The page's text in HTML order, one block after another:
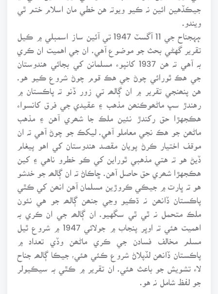
جيڪڏهين ائين نہ ڪيو ويوتہ هن خطي مان اسلام ختم ٿي
ہہجناح جي 11 آگسٽ 1947 تي آئين ساز اسمبلي ۾ ڪيل
تقرير گهڻي بحث جو موضوع آهي. ان جي اهميت ان ڪري
بہ آهي تہ هن 1937 کانپوء مسلمانن کي بجائي هندوستان
جي هڪ ٿورائي چوڻ جي هڪ قوم چوڻ شروع ڪيو هو.
هن پنھنجي تقرير ۾ ان ڳالھہ تي زور ڏنو تہ پاڪستان ۾
رهندڙ سڀ ماڻھوڪنھن مذهب ۽ عقيدي جي فرق کانسواء
هڪجهڙا حق رکندڙ نئين ملڪ جا شھري آهن ۽ مذهب
ماڻھن جو هڪ نجي معاملو آهي. ليکڪ جو چوڻ آهي تہ ان
موقف اختيار ڪرڻ پويان مقصد هندوستان کي اهو پيغام
ڏيڻ هو تہ هتي مذهبي ٿوراين کي ڪو خطرو ناهي ۽ کين
هڪجهڙا شھري حق حاصل آهن. ڇاڪاڻ تہ ان ڳالھہ جو خدشو
هو تہ ڀارت ۾ جيڪي ڪروڙين مسلمان آهن انھن کي ڪٿي
پاڪستان ڏانھن نہ ڌڪيو وڃي جنھن ڳالھہ جو هي نئون
ملڪ متحمل نہ ٿي ٿي سگهيو. ان ڳالھہ جي ان ڪري بہ
اهميت هئي تہ اوڀر پنجاب ۾ جولائي 1947 ۾ شروع ٿيل
مسلم مخالف فسادن جي ڪري ماڻھن وڏي تعداد ۾
پاڪستان ڏانھن لڏپلاڻ شروع ڪئي هئي، جيڪا ڳالھہ جناح
لاء تشويش جو باعث هئي. ان تقرير ۾ ڪٿي بہ سيڪيولر
جو لفظ شامل نہ هو.